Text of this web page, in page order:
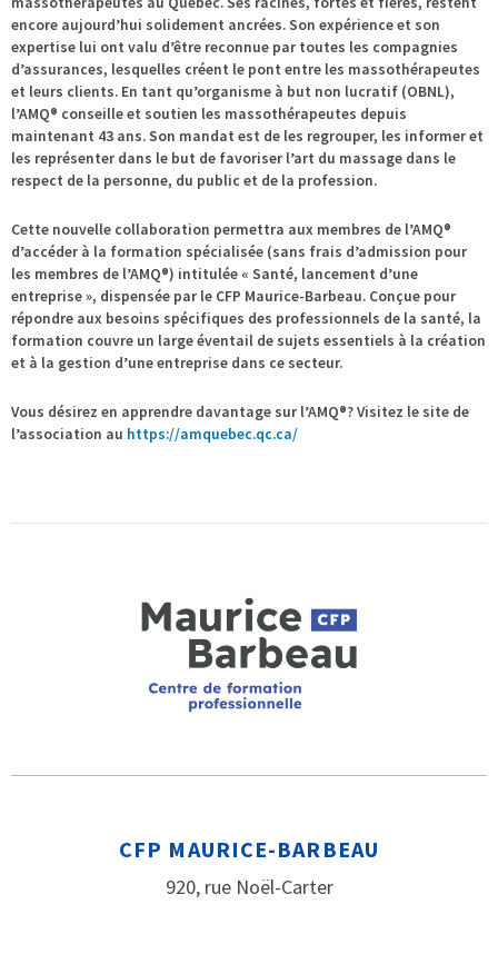
encore aujourd’hui solidement ancrées. Son expérience et son
expertise lui ont valu d’être reconnue par toutes les compagnies
d’assurances, lesquelles créent le pont entre les massothérapeutes
et leurs clients. En tant qu’organisme à but non lucratif (OBNL),
l’AMQ® conseille et soutien les massothérapeutes depuis
maintenant 43 ans. Son mandat est de les regrouper, les informer et
les représenter dans le but de favoriser l’art du massage dans le
respect de la personne, du public et de la profession.
Cette nouvelle collaboration permettra aux membres de l’AMQ®
d’accéder à la formation spécialisée (sans frais d’admission pour
les membres de l’AMQ®) intitulée « Santé, lancement d’une
entreprise », dispensée par le CFP Maurice-Barbeau. Conçue pour
répondre aux besoins spécifiques des professionnels de la santé, la
formation couvre un large éventail de sujets essentiels à la création
et à la gestion d’une entreprise dans ce secteur.
Vous désirez en apprendre davantage sur l’AMQ®? Visitez le site de
l’association au https://amquebec.qc.ca/
CFP MAURICE-BARBEAU
920, rue Noël-Carter